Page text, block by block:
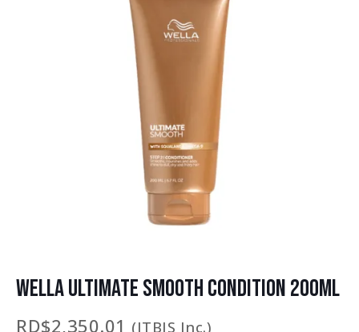
WELLA ULTIMATE SMOOTH CONDITION 200ML
RD$2,350.01 (ITBIS Inc.)